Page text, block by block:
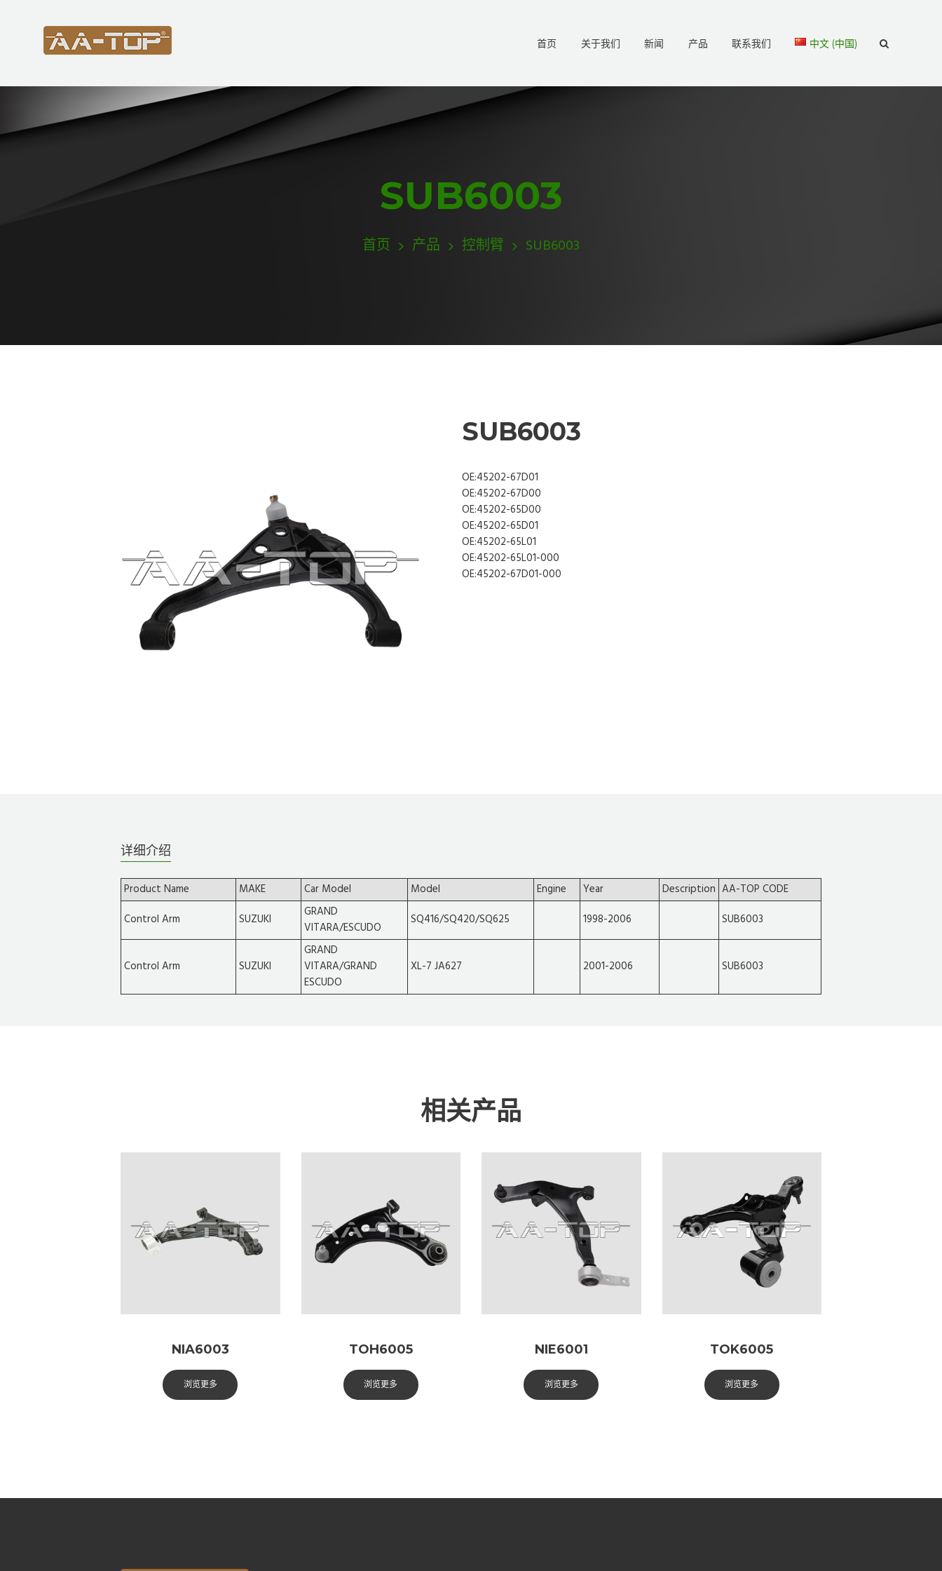
首页 关于我们 新闻 产品 联系我们 中文 (中国)
SUB6003
首页 产品 控制臂 SUB6003
SUB6003
OE:45202-67D01
OE:45202-67D00
OE:45202-65D00
OE:45202-65D01
OE:45202-65L01
OE:45202-65L01-000
OE:45202-67D01-000
详细介绍
Product Name MAKE Car Model Model Engine Year Description AA-TOP CODE
Control Arm
SUZUKI
GRAND
VITARA/ESCUDO
SQ416/SQ420/SQ625 1998-2006 SUB6003
Control Arm SUZUKI
GRAND
VITARA/GRAND
ESCUDO
XL-7 JA627 2001-2006 SUB6003
相关产品
NIA6003
浏览更多
TOH6005
浏览更多
NIE6001
浏览更多
TOK6005
浏览更多